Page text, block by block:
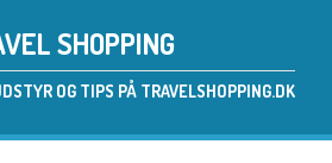
SHOPPING
OG TIPS PÅ TRAVELSHOPPING.DK